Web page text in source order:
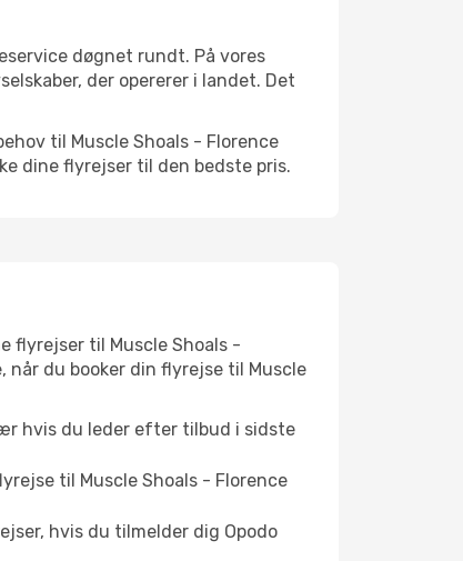
døgnet rundt. På vores
der opererer i landet. Det
til Muscle Shoals - Florence
dine flyrejser til den bedste pris.
flyrejser til Muscle Shoals -
når du booker din flyrejse til Muscle
hvis du leder efter tilbud i sidste
til Muscle Shoals - Florence
hvis du tilmelder dig Opodo